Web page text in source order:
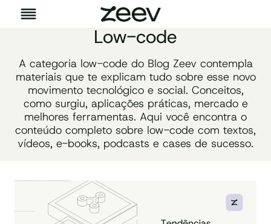
Pular
para
Low-code
A categoria low-code do Blog Zeev contempla
materiais que te explicam tudo sobre esse novo
movimento tecnológico e social. Conceitos,
como surgiu, aplicações práticas, mercado e
melhores ferramentas. Aqui você encontra o
conteúdo completo sobre low-code com textos,
vídeos, e-books, podcasts e cases de sucesso.